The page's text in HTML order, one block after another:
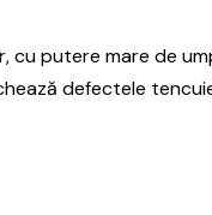
cu putere mare de
defectele